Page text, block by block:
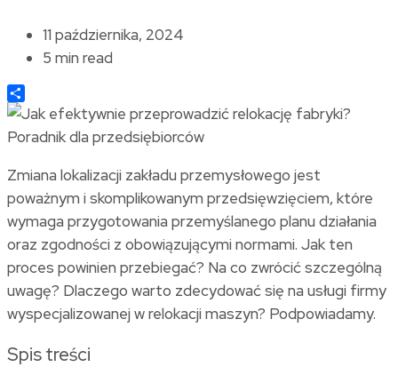
11 października, 2024
5 min read
Share
Zmiana lokalizacji zakładu przemysłowego jest
poważnym i skomplikowanym przedsięwzięciem, które
wymaga przygotowania przemyślanego planu działania
oraz zgodności z obowiązującymi normami. Jak ten
proces powinien przebiegać? Na co zwrócić szczególną
uwagę? Dlaczego warto zdecydować się na usługi firmy
wyspecjalizowanej w relokacji maszyn? Podpowiadamy.
Spis treści